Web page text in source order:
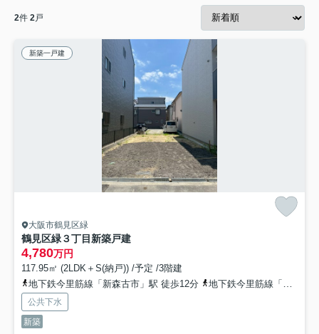
2件 2戸
新築一戸建
大阪市鶴見区緑
鶴見区緑３丁目新築戸建
4,780万円
117.95㎡ (2LDK＋S(納戸)) /予定 /3階建
地下鉄今里筋線「新森古市」駅 徒歩12分
地下鉄今里筋線「清水」駅 徒歩15分
公共下水
新築